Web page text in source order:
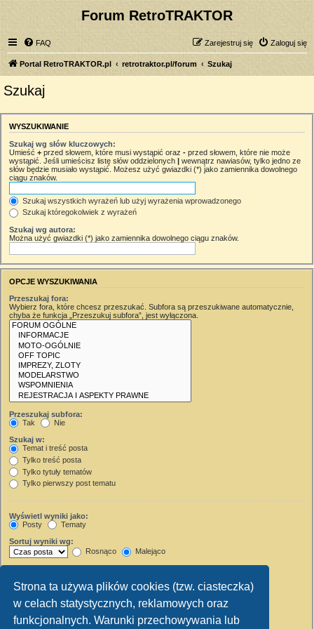
Strona ta używa plików cookies (tzw. ciasteczka)
w celach statystycznych, reklamowych oraz
funkcjonalnych. Warunki przechowywania lub
Forum RetroTRAKTOR
FAQ Zaloguj się
Zarejestruj się
Portal RetroTRAKTOR.pl retrotraktor.pl/forum Szukaj
Szukaj
WYSZUKIWANIE
Szukaj wg słów kluczowych:
Umieść + przed słowem, które musi wystąpić oraz - przed słowem, które nie może
wystąpić. Jeśli umieścisz listę słów oddzielonych | wewnątrz nawiasów, tylko jedno ze
słów będzie musiało wystąpić. Możesz użyć gwiazdki (*) jako zamiennika dowolnego
ciągu znaków.
Szukaj wszystkich wyrażeń lub użyj wyrażenia wprowadzonego
Szukaj któregokolwiek z wyrażeń
Szukaj wg autora:
Można użyć gwiazdki (*) jako zamiennika dowolnego ciągu znaków.
OPCJE WYSZUKIWANIA
Przeszukaj fora:
Wybierz fora, które chcesz przeszukać. Subfora są przeszukiwane automatycznie,
chyba że funkcja „Przeszukuj subfora”, jest wyłączona.
Przeszukaj subfora:
Tak
Nie
Szukaj w:
Temat i treść posta
Tylko treść posta
Tylko tytuły tematów
Tylko pierwszy post tematu
Wyświetl wyniki jako:
Posty
Tematy
Sortuj wyniki wg:
Rosnąco
Malejąco
Wyświetl pierwsze:
Ustaw 0, aby wyświetlić cały post.
znaków w poście